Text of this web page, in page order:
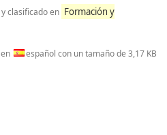
y clasificado en Formación y
en español con un tamaño de 3,17 KB